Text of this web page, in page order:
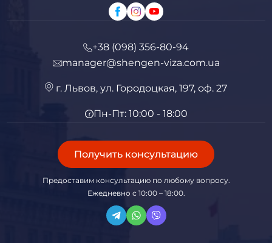
+38 (098) 356-80-94
manager@shengen-viza.com.ua
г. Львов, ул. Городоцкая, 197, оф. 27
Пн-Пт: 10:00 - 18:00
Получить консультацию
Предоставим консультацию по любому вопросу.
Ежедневно с 10:00 – 18:00.